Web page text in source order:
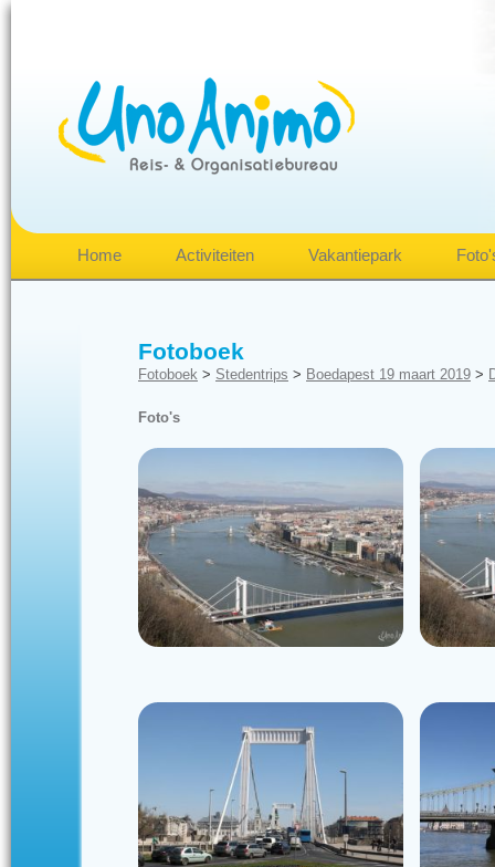
Home Activiteiten Vakantiepark
Fotoboek
Fotoboek > Stedentrips > Boedapest 19 maart 2019 >
Foto's